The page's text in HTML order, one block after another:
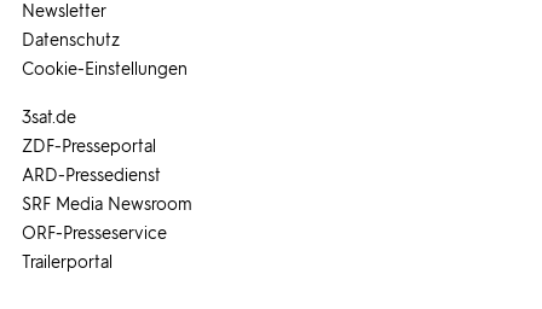
3sat.de
ZDF-Presseportal
ARD-Pressedienst
SRF Media Newsroom
ORF-Presseservice
Trailerportal
Newsletter
Datenschutz
Cookie-Einstellungen